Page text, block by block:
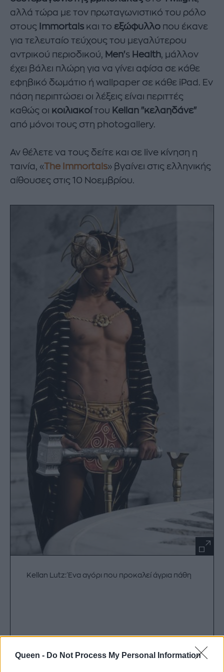
Queen - Do Not Process My Personal Information
αλλά τώρα με τον πρωταγωνιστικό του ρόλο
στους
Immortals και το εξώφυλλο που έκανε
για τελευταίο τεύχους του μεγαλύτερου
αντρικού περιοδικού, Men's Health, μάλλον
έχει βάλει πλώρη για να γίνει αφίσα σε κάθε
εφηβικό δωμάτιο ή wallpaper σε κάθε iPad. Εν
πάση περιπτώσει οι λέξεις είναι περιττές
καθώς οι κοιλιακοίτου Kellan "κελαηδάνε"
από μόνοι τους στη photogallery.
Αν θέλετε να τους δείτε και σε live κίνηση η
ταινία, «The Immortals» βγαίνει στις ελληνικής
αίθουσες στις 10 Νοεμβρίου.
Kellan Lutz: Ένα αγόρι που προκαλεί άγρια πάθη